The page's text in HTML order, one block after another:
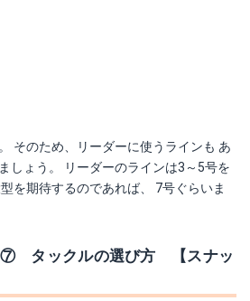
そのため、リーダーに使うラインも あ
しょう。 リーダーのラインは3～5号を
を期待するのであれば、 7号ぐらいま
⑦ タックルの選び方 【スナッ